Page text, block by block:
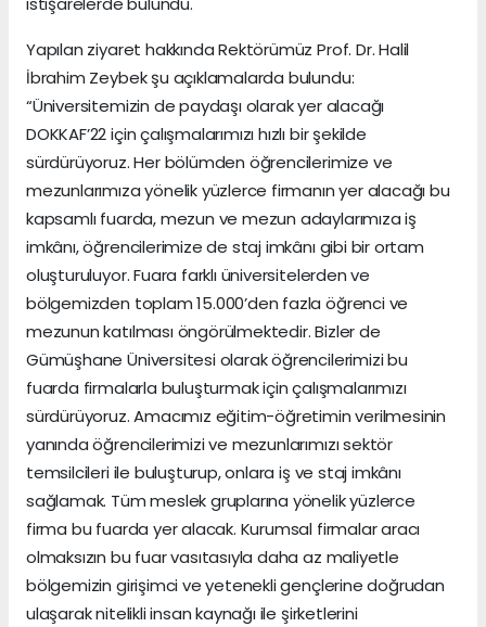
Yapılan ziyaret hakkında Rektörümüz Prof. Dr. Halil
İbrahim Zeybek şu açıklamalarda bulundu:
“Üniversitemizin de paydaşı olarak yer alacağı
DOKKAF’22 için çalışmalarımızı hızlı bir şekilde
sürdürüyoruz. Her bölümden öğrencilerimize ve
mezunlarımıza yönelik yüzlerce firmanın yer alacağı bu
kapsamlı fuarda, mezun ve mezun adaylarımıza iş
imkânı, öğrencilerimize de staj imkânı gibi bir ortam
oluşturuluyor. Fuara farklı üniversitelerden ve
bölgemizden toplam 15.000’den fazla öğrenci ve
mezunun katılması öngörülmektedir. Bizler de
Gümüşhane Üniversitesi olarak öğrencilerimizi bu
fuarda firmalarla buluşturmak için çalışmalarımızı
sürdürüyoruz. Amacımız eğitim-öğretimin verilmesinin
yanında öğrencilerimizi ve mezunlarımızı sektör
temsilcileri ile buluşturup, onlara iş ve staj imkânı
sağlamak. Tüm meslek gruplarına yönelik yüzlerce
firma bu fuarda yer alacak. Kurumsal firmalar aracı
olmaksızın bu fuar vasıtasıyla daha az maliyetle
bölgemizin girişimci ve yetenekli gençlerine doğrudan
ulaşarak nitelikli insan kaynağı ile şirketlerini